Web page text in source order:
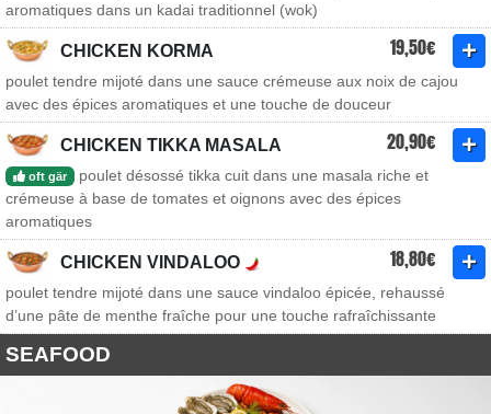
aromatiques dans un kadai traditionnel (wok)
CHICKEN KORMA 19,50€
poulet tendre mijoté dans une sauce crémeuse aux noix de cajou
avec des épices aromatiques et une touche de douceur
CHICKEN TIKKA MASALA 20,90€
oft gär
poulet désossé tikka cuit dans une masala riche et
crémeuse à base de tomates et oignons avec des épices
aromatiques
CHICKEN VINDALOO 18,80€
poulet tendre mijoté dans une sauce vindaloo épicée, rehaussé
d’une pâte de menthe fraîche pour une touche rafraîchissante
SEAFOOD